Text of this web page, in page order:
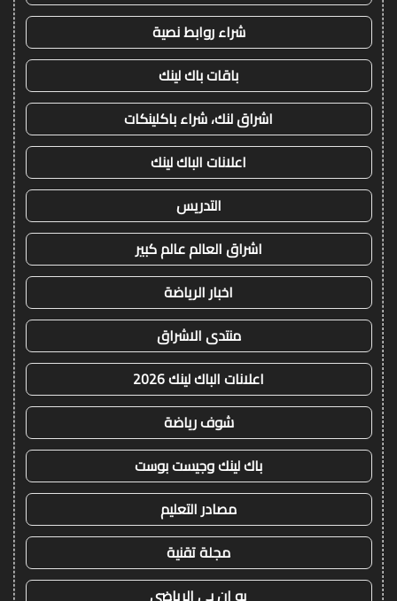
شراء روابط نصية
باقات باك لينك
اشراق لنك، شراء باكلينكات
اعلانات الباك لينك
التدريس
اشراق العالم عالم كبير
اخبار الرياضة
منتدى الاشراق
اعلانات الباك لينك 2026
شوف رياضة
باك لينك وجيست بوست
مصادر التعليم
مجلة تقنية
يو ان بي الرياضي